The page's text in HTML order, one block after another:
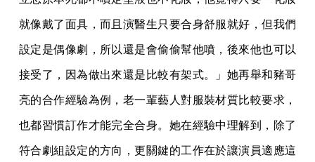
就像戴了面具，而且演醫生只要合身舒服就好，但我們
設定是偶像劇，所以還是會偷偷幫他噴，後來他也可以
接受了，因為做出來還是比較有架式。」她再舉和豬哥
亮的合作經驗為例，老一輩藝人對服裝材質比較要求，
也都習慣訂作才能完全合身。她在經驗中理解到，除了
符合劇組設定的方向，更關鍵的工作在於讓演員適應這